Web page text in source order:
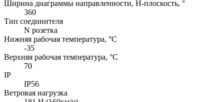
Ширина диаграммы направленности, H-плоскость, °
360
Тип соединителя
N розетка
Нижняя рабочая температура, °C
-35
Верхняя рабочая температура, °C
70
IP
IP56
Ветровая нагрузка